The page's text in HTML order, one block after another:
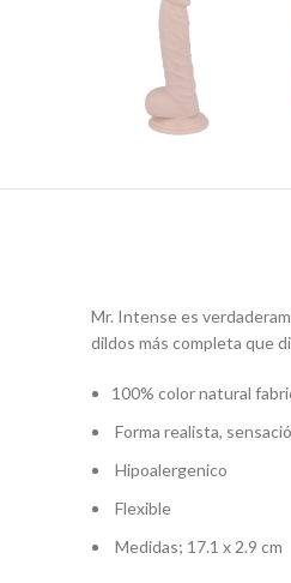
Mr. Intense es
dildos más completa que
100% color natural
Forma realista,
Hipoalergenico
Flexible
Medidas; 17.1 x 2.9 cm